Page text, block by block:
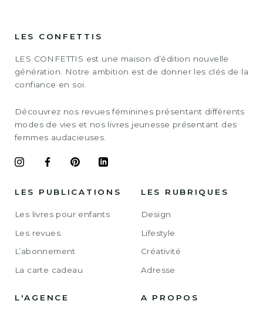
LES CONFETTIS
LES CONFETTIS est une maison d’édition nouvelle
génération. Notre ambition est de donner les clés de la
confiance en soi.
Découvrez nos revues féminines présentant différents
modes de vies et nos livres jeunesse présentant des
femmes audacieuses.
LES PUBLICATIONS
Les livres pour enfants
Les revues
L’abonnement
La carte cadeau
LES RUBRIQUES
Design
Lifestyle
Créativité
Adresse
L'AGENCE A PROPOS